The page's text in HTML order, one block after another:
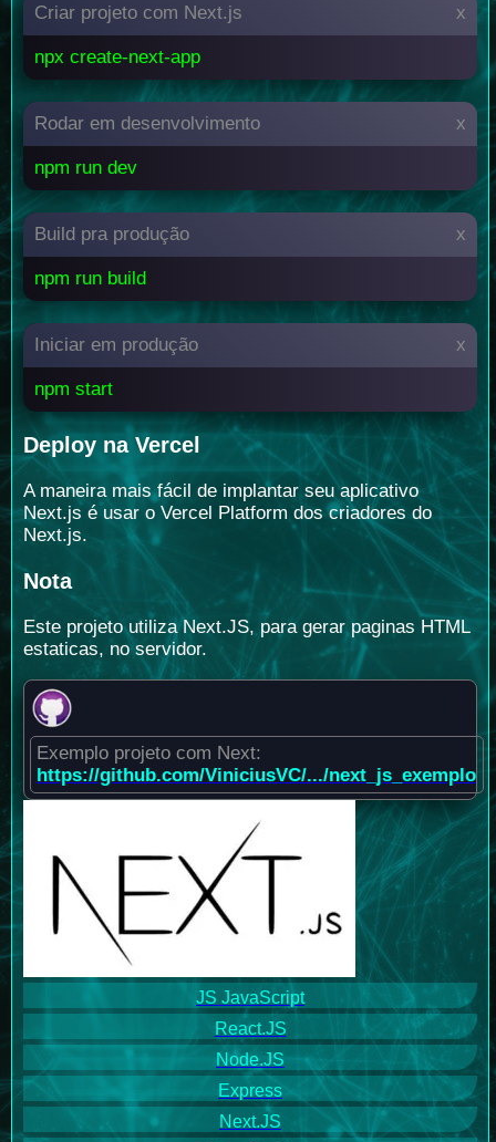
Criar projeto com Next.js x
npx create-next-app
Rodar em desenvolvimento x
npm run dev
Build pra produção x
npm run build
Iniciar em produção x
npm start
Deploy na Vercel
A maneira mais fácil de implantar seu aplicativo
Next.js é usar o Vercel Platform dos criadores do
Next.js.
Nota
Este projeto utiliza Next.JS, para gerar paginas HTML
estaticas, no servidor.
Exemplo projeto com Next:
https://github.com/ViniciusVC/.../next_js_exemplo
JS JavaScript
React.JS
Node.JS
Express
Next.JS